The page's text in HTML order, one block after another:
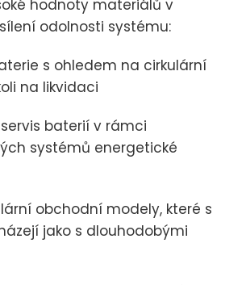
hodnoty materiálů v
odolnosti systému:
s ohledem na cirkulární
na likvidaci
baterií v rámci
systémů energetické
obchodní modely, které s
jako s dlouhodobými